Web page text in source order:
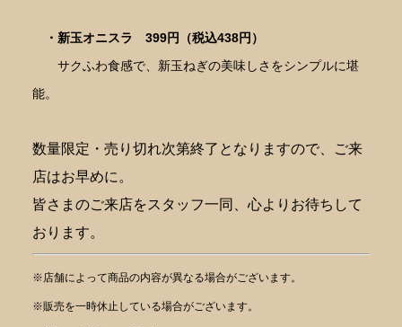
・新玉オニスラ
399円（税込438円）
サクふわ食感で、新玉ねぎの美味しさをシンプルに堪
能。
数量限定・売り切れ次第終了となりますので、ご来
店はお早めに。
皆さまのご来店をスタッフ一同、心よりお待ちして
おります。
※店舗によって商品の内容が異なる場合がございます。
※販売を一時休止している場合がございます。